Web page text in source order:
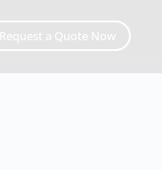
Request a Quote Now